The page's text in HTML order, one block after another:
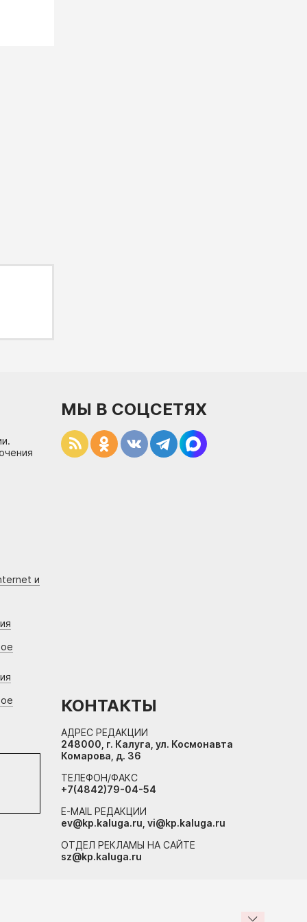
и
МЫ В СОЦСЕТЯХ
КОНТАКТЫ
АДРЕС РЕДАКЦИИ
248000, г. Калуга, ул. Космонавта
Комарова, д. 36
ТЕЛЕФОН/ФАКС
+7(4842)79-04-54
E-MAIL РЕДАКЦИИ
ev@kp.kaluga.ru, vi@kp.kaluga.ru
ОТДЕЛ РЕКЛАМЫ НА САЙТЕ
sz@kp.kaluga.ru